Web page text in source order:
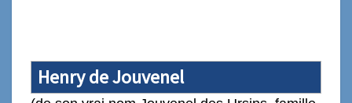
Henry de Jouvenel